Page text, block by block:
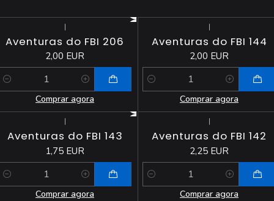
|
Aventuras do FBI 206
2,00 EUR
Comprar agora
|
Aventuras do FBI 144
2,00 EUR
Quantidade
Comprar agora
|
Aventuras do FBI 143
1,75 EUR
Comprar agora
|
Aventuras do FBI 142
2,25 EUR
Quantidade
Comprar agora